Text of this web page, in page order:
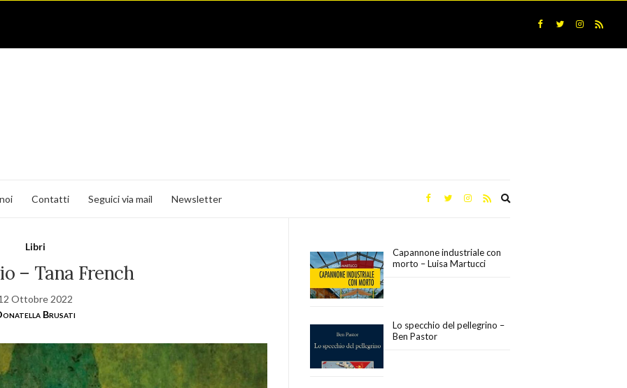
Contatti Seguici via mail Newsletter
Libri
– Tana French
Ottobre 2022
Brusati
Capannone industriale con
morto – Luisa Martucci
Lo specchio del pellegrino –
Ben Pastor